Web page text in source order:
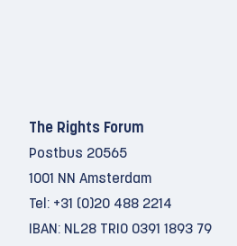
The Rights Forum
Postbus 20565
1001 NN Amsterdam
Tel: +31 (0)20 488 2214
IBAN: NL28 TRIO 0391 1893 79